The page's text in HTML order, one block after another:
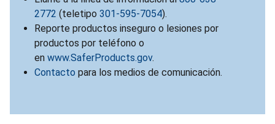
2772 (teletipo 301-595-7054).
Reporte productos inseguro o lesiones por
productos por teléfono o
en www.SaferProducts.gov.
Contacto para los medios de comunicación.